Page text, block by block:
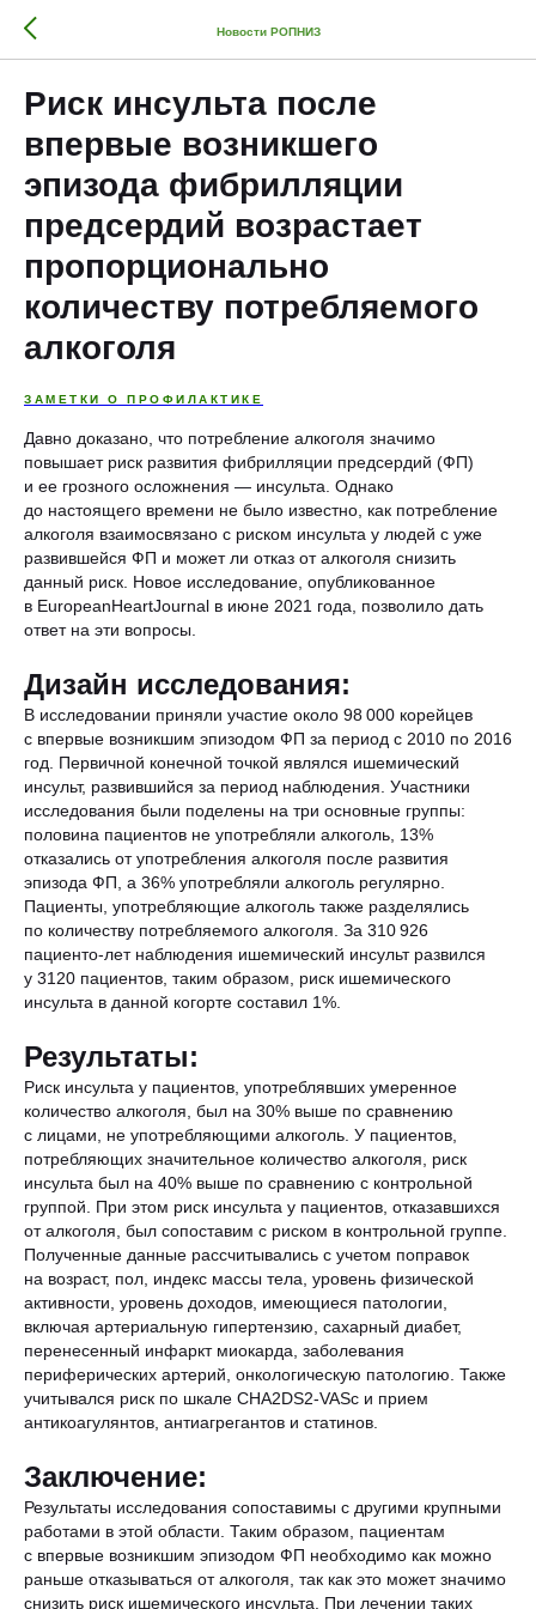
Новости РОПНИЗ
Риск инсульта после
впервые возникшего
эпизода фибрилляции
предсердий возрастает
пропорционально
количеству потребляемого
алкоголя
ЗАМЕТКИ О ПРОФИЛАКТИКЕ
Давно доказано, что потребление алкоголя значимо
повышает риск развития фибрилляции предсердий (ФП)
и ее грозного осложнения — инсульта. Однако
до настоящего времени не было известно, как потребление
алкоголя взаимосвязано с риском инсульта у людей с уже
развившейся ФП и может ли отказ от алкоголя снизить
данный риск. Новое исследование, опубликованное
в EuropeanHeartJournal в июне 2021 года, позволило дать
ответ на эти вопросы.
Дизайн исследования:
В исследовании приняли участие около 98 000 корейцев
с впервые возникшим эпизодом ФП за период с 2010 по 2016
год. Первичной конечной точкой являлся ишемический
инсульт, развившийся за период наблюдения. Участники
исследования были поделены на три основные группы:
половина пациентов не употребляли алкоголь, 13%
отказались от употребления алкоголя после развития
эпизода ФП, а 36% употребляли алкоголь регулярно.
Пациенты, употребляющие алкоголь также разделялись
по количеству потребляемого алкоголя. За 310 926
пациенто-лет наблюдения ишемический инсульт развился
у 3120 пациентов, таким образом, риск ишемического
инсульта в данной когорте составил 1%.
Результаты:
Риск инсульта у пациентов, употреблявших умеренное
количество алкоголя, был на 30% выше по сравнению
с лицами, не употребляющими алкоголь. У пациентов,
потребляющих значительное количество алкоголя, риск
инсульта был на 40% выше по сравнению с контрольной
группой. При этом риск инсульта у пациентов, отказавшихся
от алкоголя, был сопоставим с риском в контрольной группе.
Полученные данные рассчитывались с учетом поправок
на возраст, пол, индекс массы тела, уровень физической
активности, уровень доходов, имеющиеся патологии,
включая артериальную гипертензию, сахарный диабет,
перенесенный инфаркт миокарда, заболевания
периферических артерий, онкологическую патологию. Также
учитывался риск по шкале CHA2DS2-VASc и прием
антикоагулянтов, антиагрегантов и статинов.
Заключение:
Результаты исследования сопоставимы с другими крупными
работами в этой области. Таким образом, пациентам
с впервые возникшим эпизодом ФП необходимо как можно
раньше отказываться от алкоголя, так как это может значимо
снизить риск ишемического инсульта. При лечении таких